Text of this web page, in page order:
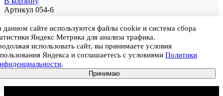
Артикул 054-6
Цвет
Коричневый
Материал
Пластик
Ед. продажи Набор
Цена 144.16
данном сайте используются файлы cookie и система сбора
Яндекс Метрика для анализа трафика.
использовать сайт, вы принимаете условия
Яндекса и соглашаетесь с условиями Политики
.
Принимаю